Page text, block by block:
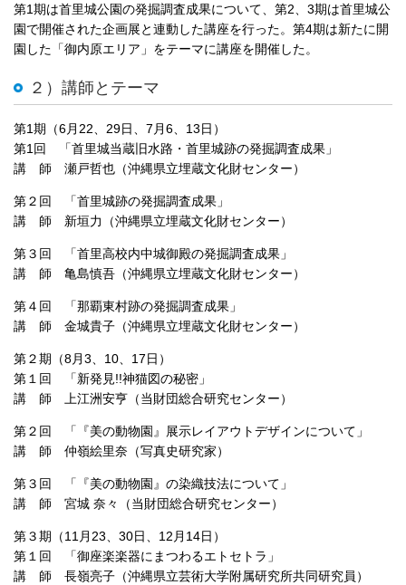
第1期は首里城公園の発掘調査成果について、第2、3期は首里城公
園で開催された企画展と連動した講座を行った。第4期は新たに開
園した「御内原エリア」をテーマに講座を開催した。
２）講師とテーマ
第1期（6月22、29日、7月6、13日）
第1回 「首里城当蔵旧水路・首里城跡の発掘調査成果」
講 師 瀬戸哲也（沖縄県立埋蔵文化財センター）
第２回 「首里城跡の発掘調査成果」
講 師 新垣力（沖縄県立埋蔵文化財センター）
第３回 「首里高校内中城御殿の発掘調査成果」
講 師 亀島慎吾（沖縄県立埋蔵文化財センター）
第４回 「那覇東村跡の発掘調査成果」
講 師 金城貴子（沖縄県立埋蔵文化財センター）
第２期（8月3、10、17日）
第１回 「新発見!!神猫図の秘密」
講 師 上江洲安亨（当財団総合研究センター）
第２回 「『美の動物園』展示レイアウトデザインについて」
講 師 仲嶺絵里奈（写真史研究家）
第３回 「『美の動物園』の染織技法について」
講 師 宮城 奈々（当財団総合研究センター）
第３期（11月23、30日、12月14日）
第１回 「御座楽楽器にまつわるエトセトラ」
講 師 長嶺亮子（沖縄県立芸術大学附属研究所共同研究員）